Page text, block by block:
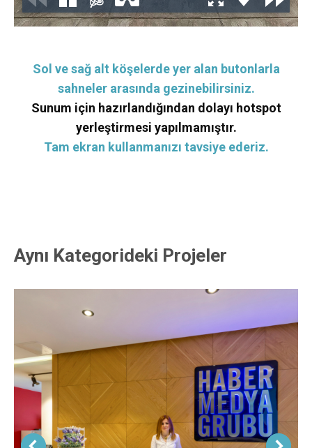
Sol ve sağ alt köşelerde yer alan butonlarla
sahneler arasında gezinebilirsiniz.
Sunum için hazırlandığından dolayı hotspot
yerleştirmesi yapılmamıştır.
Tam ekran kullanmanızı tavsiye ederiz.
Aynı Kategorideki Projeler